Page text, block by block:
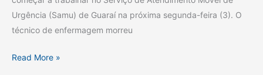
Urgência (Samu) de Guaraí na próxima segunda-feira (3). O
técnico de enfermagem morreu
Read More »